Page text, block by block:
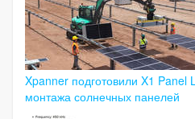
Xpanner подготовили X1 Panel
монтажа солнечных панелей